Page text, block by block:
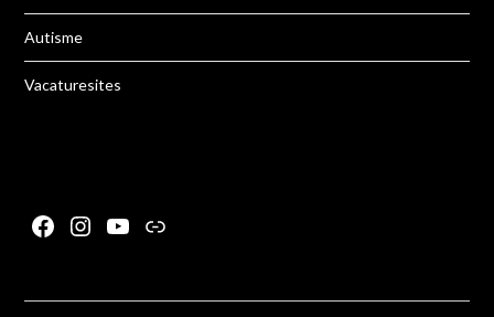
Autisme
Vacaturesites
Facebook
Instagram
YouTube
Link